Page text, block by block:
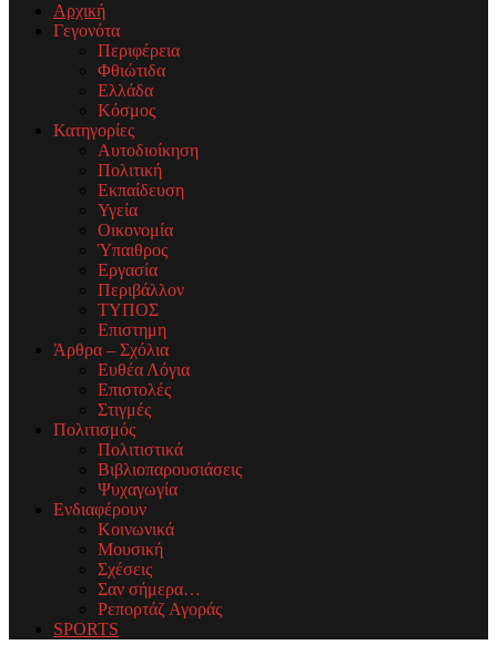
Αρχική
Γεγονότα
Περιφέρεια
Φθιώτιδα
Ελλάδα
Κόσμος
Κατηγορίες
Αυτοδιοίκηση
Πολιτική
Εκπαίδευση
Υγεία
Οικονομία
Ύπαιθρος
Εργασία
Περιβάλλον
ΤΥΠΟΣ
Επιστημη
Άρθρα – Σχόλια
Ευθέα Λόγια
Επιστολές
Στιγμές
Πολιτισμός
Πολιτιστικά
Βιβλιοπαρουσιάσεις
Ψυχαγωγία
Ενδιαφέρουν
Κοινωνικά
Μουσική
Σχέσεις
Σαν σήμερα…
Ρεπορτάζ Αγοράς
SPORTS